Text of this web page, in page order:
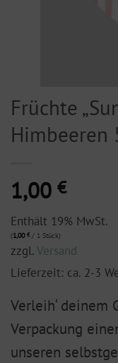
Früchte
Himbeeren
1,00 €
Enthält 19% MwSt.
(1,00 €/ 1 Stück)
zzgl.Versand
Lieferzeit: ca. 2-3
Verleih‘ deinem
Verpackung
unseren